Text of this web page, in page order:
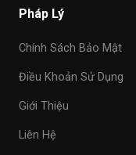
Pháp Lý
Chính Sách Bảo Mật
Điều Khoản Sử Dụng
Giới Thiệu
Liên Hệ